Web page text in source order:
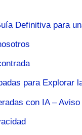
Definitiva para
para Explorar
con IA – Aviso